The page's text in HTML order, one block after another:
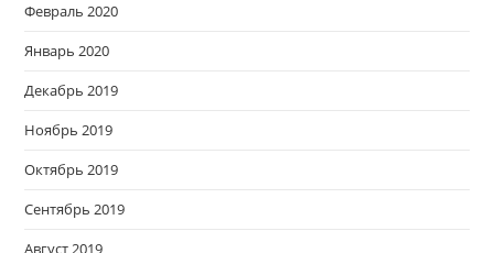
Февраль 2020
Январь 2020
Декабрь 2019
Ноябрь 2019
Октябрь 2019
Сентябрь 2019
Август 2019